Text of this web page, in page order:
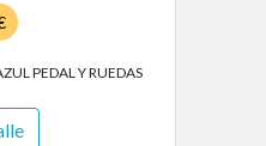
PEDAL Y RUEDAS